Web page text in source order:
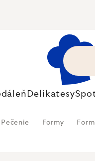
Delikatesy
Pečenie Formy